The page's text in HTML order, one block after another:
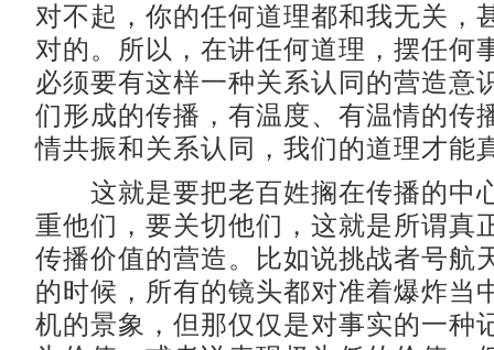
对不起，你的任何道理都和我无关，
对的。所以，在讲任何道理，摆任何
必须要有这样一种关系认同的营造意
们形成的传播，有温度、有温情的传
情共振和关系认同，我们的道理才能
这就是要把老百姓搁在传播的中
重他们，要关切他们，这就是所谓真
传播价值的营造。比如说挑战者号航
的时候，所有的镜头都对准着爆炸当
机的景象，但那仅仅是对事实的一种